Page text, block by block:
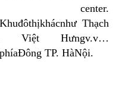
KhuđôthịkhácnhưThạch
Việt Hưngv.v…
phíaĐông TP.HàNội.